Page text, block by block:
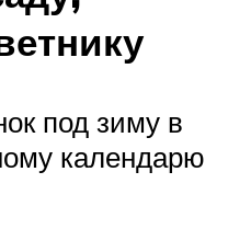
под зиму в
календарю